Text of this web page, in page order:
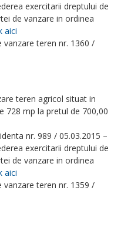
exercitarii dreptului de
de vanzare in ordinea
aici
vanzare teren nr. 1360 /
teren agricol situat in
728 mp la pretul de 700,00
nr. 989 / 05.03.2015 –
exercitarii dreptului de
de vanzare in ordinea
aici
vanzare teren nr. 1359 /